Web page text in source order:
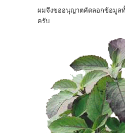
ผมจึงขออนุญาตคัดลอกข้อมูล
ครับ